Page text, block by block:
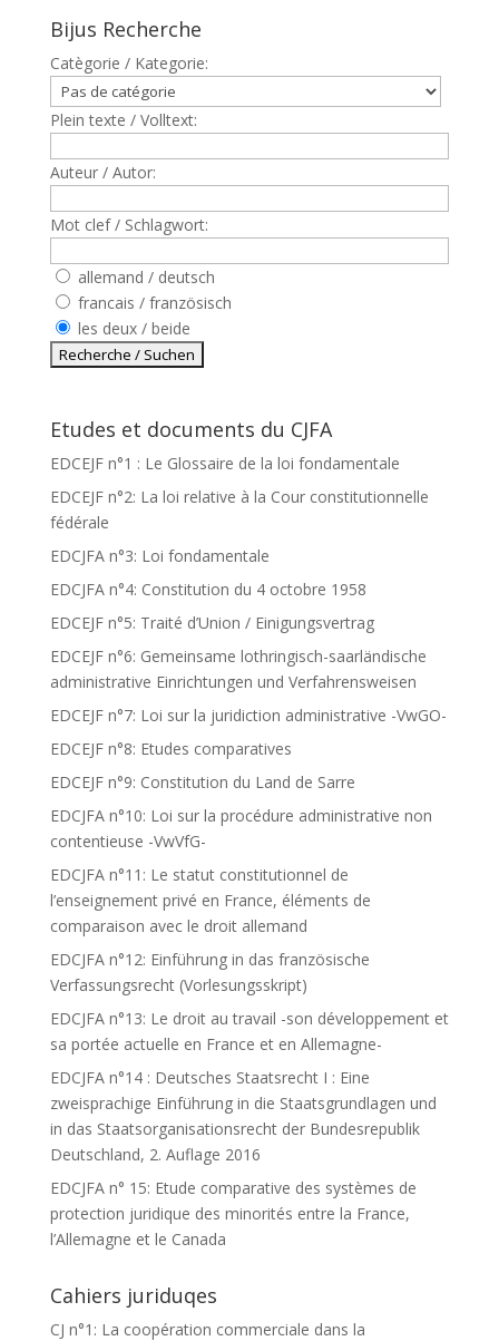
Bijus Recherche
Catègorie / Kategorie:
Plein texte / Volltext:
Auteur / Autor:
Mot clef / Schlagwort:
allemand / deutsch
francais / französisch
les deux / beide
Etudes et documents du CJFA
EDCEJF n°1 : Le Glossaire de la loi fondamentale
EDCEJF n°2: La loi relative à la Cour constitutionnelle
fédérale
EDCJFA n°3: Loi fondamentale
EDCJFA n°4: Constitution du 4 octobre 1958
EDCEJF n°5: Traité d’Union / Einigungsvertrag
EDCEJF n°6: Gemeinsame lothringisch-saarländische
administrative Einrichtungen und Verfahrensweisen
EDCEJF n°7: Loi sur la juridiction administrative -VwGO-
EDCEJF n°8: Etudes comparatives
EDCEJF n°9: Constitution du Land de Sarre
EDCJFA n°10: Loi sur la procédure administrative non
contentieuse -VwVfG-
EDCJFA n°11: Le statut constitutionnel de
l’enseignement privé en France, éléments de
comparaison avec le droit allemand
EDCJFA n°12: Einführung in das französische
Verfassungsrecht (Vorlesungsskript)
EDCJFA n°13: Le droit au travail -son développement et
sa portée actuelle en France et en Allemagne-
EDCJFA n°14 : Deutsches Staatsrecht I : Eine
zweisprachige Einführung in die Staatsgrundlagen und
in das Staatsorganisationsrecht der Bundesrepublik
Deutschland, 2. Auflage 2016
EDCJFA n° 15: Etude comparative des systèmes de
protection juridique des minorités entre la France,
l’Allemagne et le Canada
Cahiers juriduqes
CJ n°1: La coopération commerciale dans la